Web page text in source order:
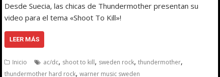
Desde Suecia, las chicas de Thundermother presentan su
video para el tema «Shoot To Kill»!
LEER MÁS
Inicio ac/dc, shoot to kill, sweden rock,thundermother,
thundermother hard rock,warner music sweden